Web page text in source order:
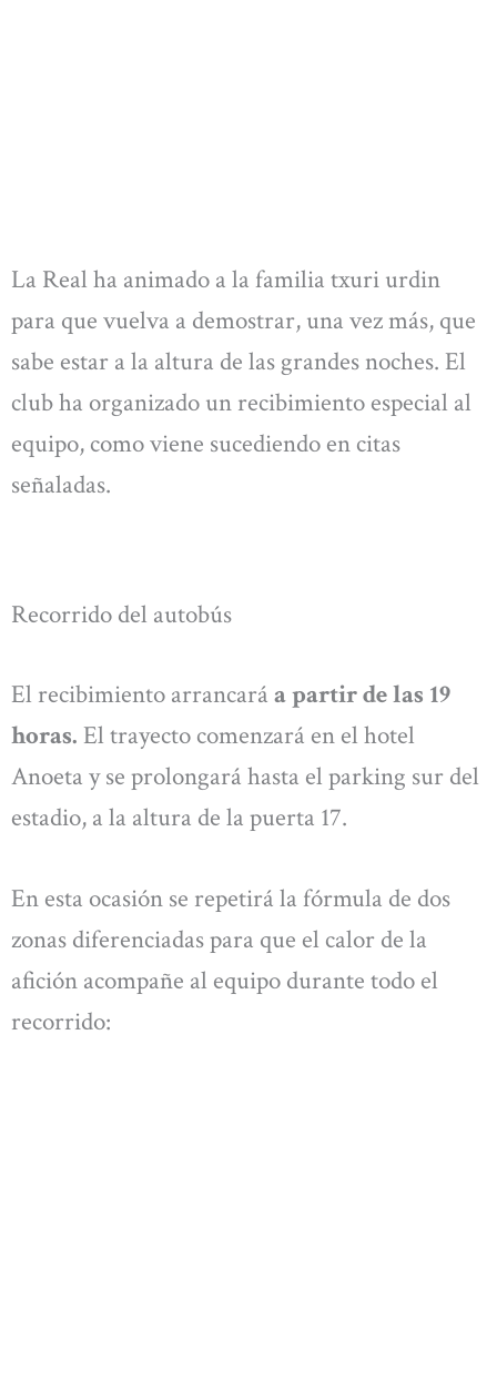
La Real ha animado a la familia txuri urdin
para que vuelva a demostrar, una vez más, que
sabe estar a la altura de las grandes noches. El
club ha organizado un recibimiento especial al
equipo, como viene sucediendo en citas
señaladas.
Recorrido del autobús
El recibimiento arrancará a partir de las 19
horas. El trayecto comenzará en el hotel
Anoeta y se prolongará hasta el parking sur del
estadio, a la altura de la puerta 17.
En esta ocasión se repetirá la fórmula de dos
zonas diferenciadas para que el calor de la
afición acompañe al equipo durante todo el
recorrido: